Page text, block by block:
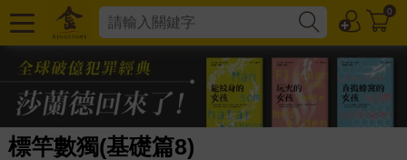
0
標竿數獨(基礎篇8)